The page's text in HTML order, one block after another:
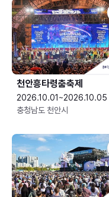
천안흥타령춤축제
2026.10.01~2026.10.05
충청남도 천안시